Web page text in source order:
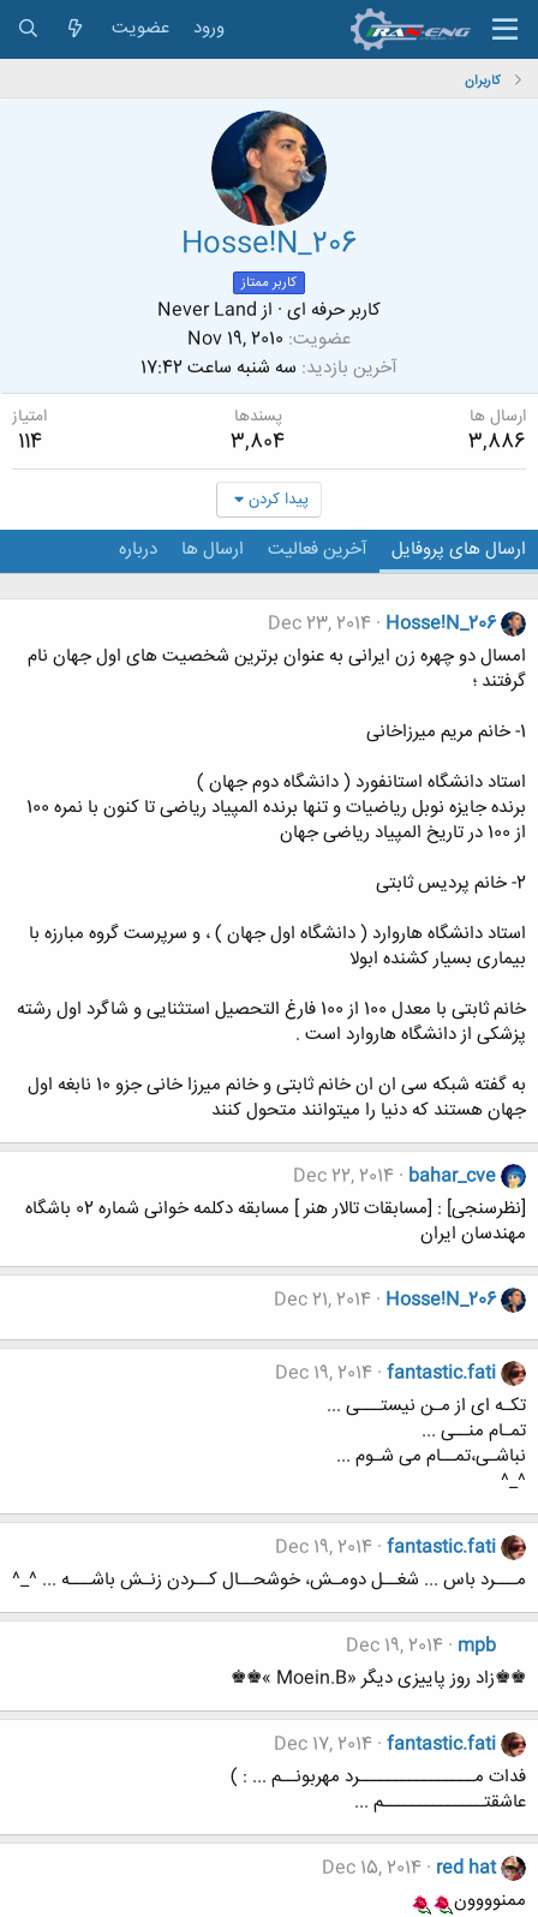
ورود عضویت
کاربران
Hosse!N_206
کاربر ممتاز
کاربر حرفه ای · از Never Land
عضویت Nov 19, 2010
آخرین بازدید سه شنبه ساعت 17:42
ارسال ها
3,886
پسندها
3,804
امتیاز
114
پیدا کردن
ارسال های پروفایل آخرین فعالیت ارسال ها درباره
Hosse!N_206
Dec 23, 2014
امسال دو چهره زن ایرانی به عنوان برترین شخصیت های اول جهان نام
گرفتند ؛
1- خانم مریم میرزاخانی
استاد دانشگاه استانفورد ( دانشگاه دوم جهان )
برنده جایزه نوبل ریاضیات و تنها برنده المپیاد ریاضی تا کنون با نمره 100
از 100 در تاریخ المپیاد ریاضی جهان
2- خانم پردیس ثابتی
استاد دانشگاه هاروارد ( دانشگاه اول جهان ) ، و سرپرست گروه مبارزه با
بیماری بسیار کشنده ابولا
خانم ثابتی با معدل 100 از 100 فارغ التحصیل استثنایی و شاگرد اول رشته
پزشکی از دانشگاه هاروارد است .
به گفته شبکه سی ان ان خانم ثابتی و خانم میرزا خانی جزو 10 نابغه اول
جهان هستند که دنیا را میتوانند متحول کنند
bahar_cve
Dec 22, 2014
[نظرسنجی] : [مسابقات تالار هنر ] مسابقه دکلمه خوانی شماره 02 باشگاه
مهندسان ایران
Hosse!N_206
Dec 21, 2014
fantastic.fati
Dec 19, 2014
تکـه ای از مـن نیستـــی ...
تمـام منــی ...
نباشـی،تمــام می شـوم ...
^_^
fantastic.fati
Dec 19, 2014
مـــرد باس ... شغــل دومـش، خوشحــال کــردن زنـش باشـــه ... ^_^
mpb
Dec 19, 2014
♚♚زاد روز پاییزی دیگر «Moein.B »♚♚
fantastic.fati
Dec 17, 2014
فدات مــــــــــــــــرد مهربونــم ... : )
عاشقتــــــــــــــم ...
red hat
Dec 15, 2014
ممنوووون